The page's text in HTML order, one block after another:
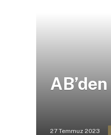
27 Temmuz 2023